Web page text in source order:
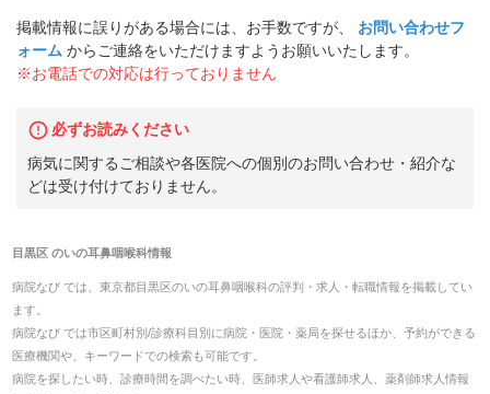
掲載情報に誤りがある場合には、お手数ですが、
お問い合わせフ
ォーム からご連絡をいただけますようお願いいたします。
※お電話での対応は行っておりません
必ずお読みください
病気に関するご相談や各医院への個別のお問い合わせ・紹介な
どは受け付けておりません。
目黒区のいの耳鼻咽喉科情報
病院なび では、 東京都目黒区のいの耳鼻咽喉科の評判・求人・転職情報を掲載してい
ます。
病院なび では市区町村別/診療科目別に病院・医院・薬局を探せるほか、予約ができる
医療機関や、キーワードでの検索も可能です。
病院を探したい時、診療時間を調べたい時、医師求人や看護師求人、薬剤師求人情報